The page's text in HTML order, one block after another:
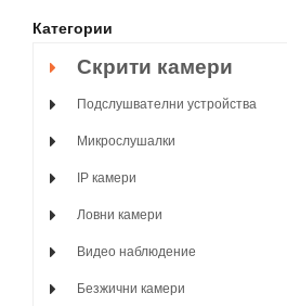
Категории
Скрити камери
Подслушвателни устройства
Микрослушалки
IP камери
Ловни камери
Видео наблюдение
Безжични камери